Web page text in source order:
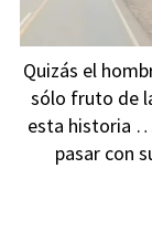
Quizás el
sólo fruto de
esta historia
pasar con